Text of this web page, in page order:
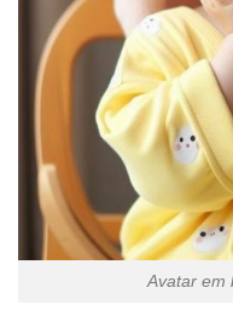
Avatar em